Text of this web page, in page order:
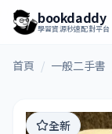
bookdaddy
學習資源秒速配對平台
首頁 / 一般二手書
全新